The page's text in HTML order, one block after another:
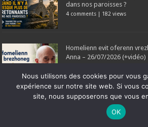
dans nos paroisses ?
4 comments | 182 views
Homelienn evit oferenn
Anna – 26/07/2026 (+vidéo)
Commentaires récents
Tintin: En Bretagne, cette table rase
Ne manquez pas la nouveauté de Bernard Rio
CLIQUEZ ICI POUR EN SAVOIR PLUS
Nous utilisons des cookies pour vous
expérience sur notre site web. Si vous
site, nous supposerons que vous
OK